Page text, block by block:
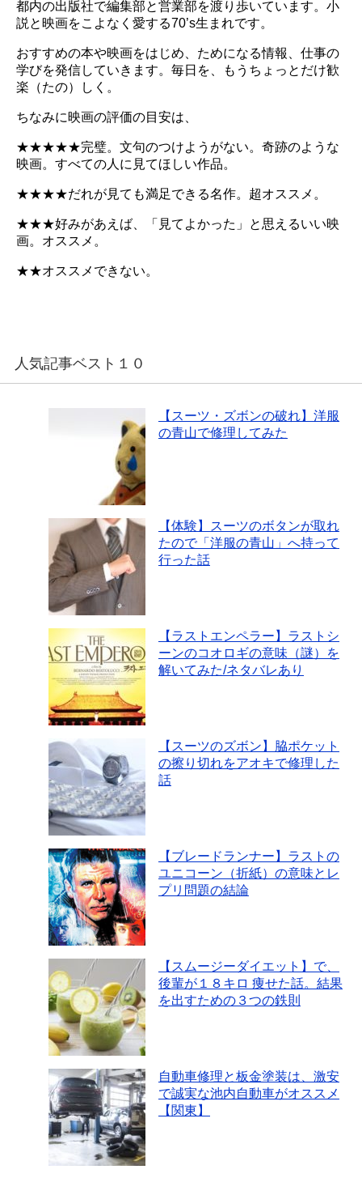
都内の出版社で編集部と営業部を渡り歩いています。小
説と映画をこよなく愛する70’s生まれです。
おすすめの本や映画をはじめ、ためになる情報、仕事の
学びを発信していきます。毎日を、もうちょっとだけ歓
楽（たの）しく。
ちなみに映画の評価の目安は、
★★★★★完璧。文句のつけようがない。奇跡のような
映画。すべての人に見てほしい作品。
★★★★だれが見ても満足できる名作。超オススメ。
★★★好みがあえば、「見てよかった」と思えるいい映
画。オススメ。
★★オススメできない。
人気記事ベスト１０
【スーツ・ズボンの破れ】洋服
の青山で修理してみた
【体験】スーツのボタンが取れ
たので「洋服の青山」へ持って
行った話
【ラストエンペラー】ラストシ
ーンのコオロギの意味（謎）を
解いてみた/ネタバレあり
【スーツのズボン】脇ポケット
の擦り切れをアオキで修理した
話
【ブレードランナー】ラストの
ユニコーン（折紙）の意味とレ
プリ問題の結論
【スムージーダイエット】で、
後輩が１８キロ 痩せた話。結果
を出すための３つの鉄則
自動車修理と板金塗装は、激安
で誠実な池内自動車がオススメ
【関東】